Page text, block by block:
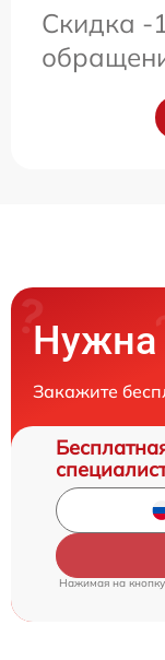
Скидка -
Нужна
Закажите
Нажимая на